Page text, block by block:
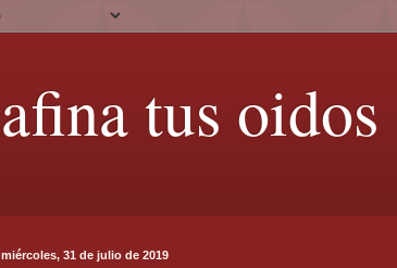
afina tus oidos
miércoles, 31 de julio de 2019